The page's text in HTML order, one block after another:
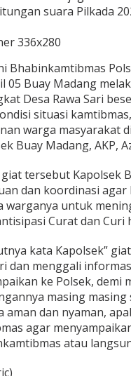
suara Pilkada
Bhabinkamtibmas
05 Buay Madang
Desa Rawa Sari
situasi
warga masyarakat
Buay Madang, AKP,
tersebut Kapolsek
dan koordinasi
warganya untuk
Curat dan Curi
kata Kapolsek”
dan menggali
ke Polsek, demi
masing
aman dan nyaman,
agar
atau